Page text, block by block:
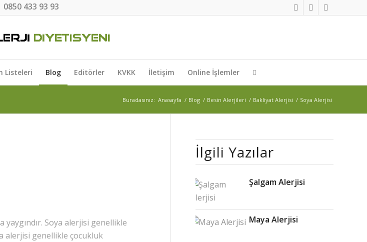
0850 433 93 93
Listeleri Blog Editörler KVKK İletişim Online İşlemler
Buradasınız: Anasayfa / Blog / Besin Alerjileri / Bakliyat Alerjisi / Soya Alerjisi
Soya alerjisi genellikle
alerjisi genellikle çocukluk
CEVAPLAR
Cevapla
İlgili Yazılar
Şalgam Alerjisi
Maya Alerjisi